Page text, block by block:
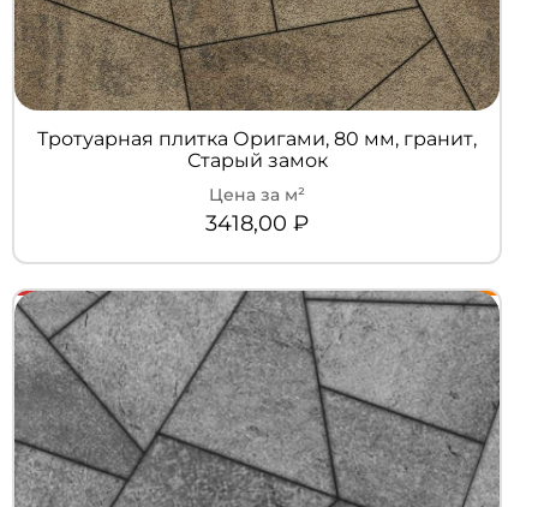
Тротуарная плитка Оригами, 80 мм, гранит,
Старый замок
3418,00 ₽